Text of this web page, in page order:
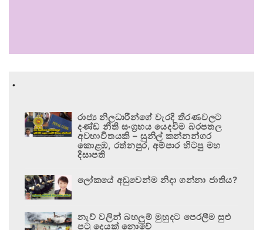
.
රාජ්‍ය නිලධාරීන්ගේ වැරදි තීරණවලට
දණ්ඩ නීති සංග්‍රහය යෙදවීම බරපතල
අවභාවිතයකි – සුනිල් කන්නන්ගර
කොළඹ, රත්නපුර, අම්පාර හිටපු මහ
දිසාපති
ලෝකයේ අඩුවෙන්ම නිදා ගන්නා ජාතිය?
නැව් වලින් බහලුම් මුහුදට පෙරලීම සුළු
පටු දෙයක් නොවේ